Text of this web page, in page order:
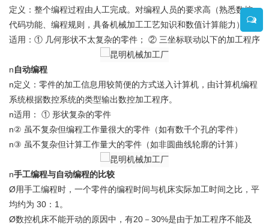
定义：整个编程过程由人工完成。对编程人员的要求高（熟悉数控
代码功能、编程规则，具备机械加工工艺知识和数值计算能力）
适用：① 几何形状不太复杂的零件； ② 三坐标联动以下的加工程序
n自动编程
n定义：零件的加工信息用较简便的方式送入计算机，由计算机编程
系统根据数控系统的类型输出数控加工程序。
n适用： ① 形状复杂的零件
n② 虽不复杂但编程工作量很大的零件（如有数千个孔的零件）
n③ 虽不复杂但计算工作量大的零件（如非圆曲线轮廓的计算）
n手工编程与自动编程的比较
Ø用手工编程时，一个零件的编程时间与机床实际加工时间之比，平
均约为 30：1。
Ø数控机床不能开动的原因中，有20－30%是由于加工程序不能及